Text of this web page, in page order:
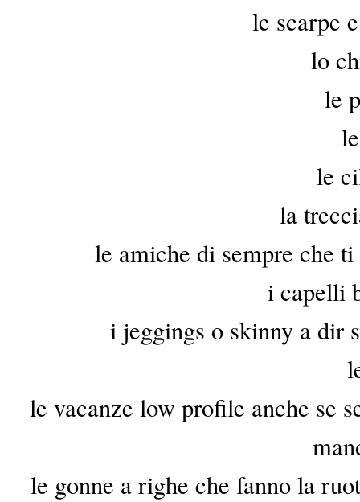
le scarpe
lo
le
le
la
le amiche di sempre che
i capelli
i jeggings o skinny a dir
le vacanze low profile anche se
le gonne a righe che fanno la